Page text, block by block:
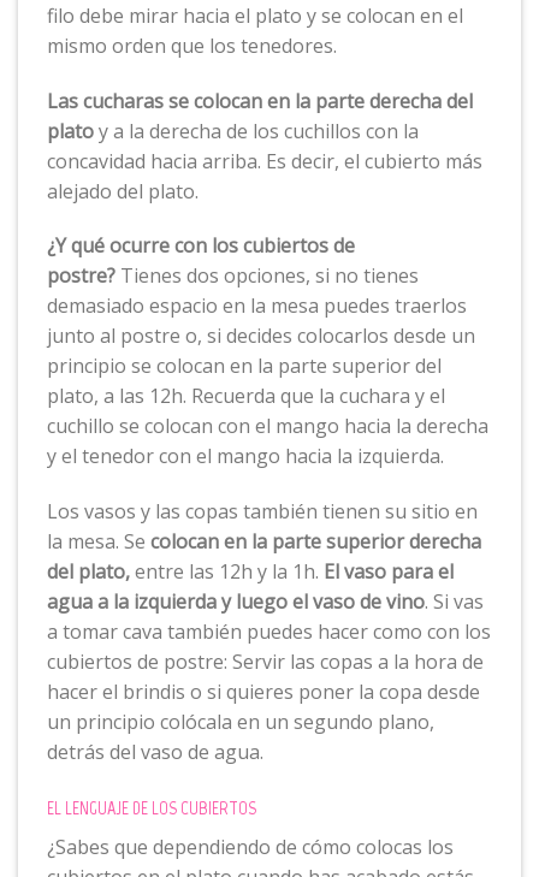
filo debe mirar hacia el plato y se colocan en el
mismo orden que los tenedores.
Las cucharas se colocan en la parte derecha del
platoy a la derecha de los cuchillos con la
concavidad hacia arriba. Es decir, el cubierto más
alejado del plato.
¿Y qué ocurre con los cubiertos de
postre? Tienes dos opciones, si no tienes
demasiado espacio en la mesa puedes traerlos
junto al postre o, si decides colocarlos desde un
principio se colocan en la parte superior del
plato, a las 12h. Recuerda que la cuchara y el
cuchillo se colocan con el mango hacia la derecha
y el tenedor con el mango hacia la izquierda.
Los vasos y las copas también tienen su sitio en
la mesa. Se colocan en la parte superior derecha
del plato,entre las 12h y la 1h. El vaso para el
agua a la izquierda y luego el vaso de vino. Si vas
a tomar cava también puedes hacer como con los
cubiertos de postre: Servir las copas a la hora de
hacer el brindis o si quieres poner la copa desde
un principio colócala en un segundo plano,
detrás del vaso de agua.
EL LENGUAJE DE LOS CUBIERTOS
¿Sabes que dependiendo de cómo colocas los